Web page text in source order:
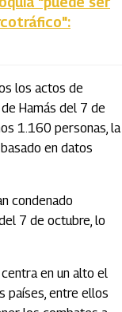
los actos de
Hamás del 7 de
1.160 personas, la
en datos
condenado
7 de octubre, lo
en un alto el
países, entre ellos